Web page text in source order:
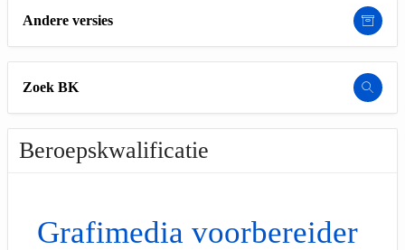
Andere versies
Zoek BK
Beroepskwalificatie
Grafimedia voorbereider